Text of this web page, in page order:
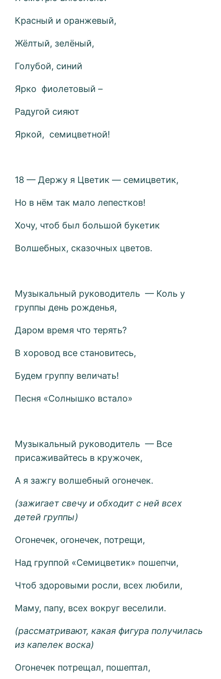
Красный и оранжевый,
Жёлтый, зелёный,
Голубой, синий
Ярко фиолетовый –
Радугой сияют
Яркой, семицветной!
18 — Держу я Цветик — семицветик,
Но в нём так мало лепестков!
Хочу, чтоб был большой букетик
Волшебных, сказочных цветов.
Музыкальный руководитель — Коль у
группы день рожденья,
Даром время что терять?
В хоровод все становитесь,
Будем группу величать!
Песня «Солнышко встало»
Музыкальный руководитель — Все
присаживайтесь в кружочек,
А я зажгу волшебный огонечек.
(зажигает свечу и обходит с ней всех
детей группы)
Огонечек, огонечек, потрещи,
Над группой «Семицветик» пошепчи,
Чтоб здоровыми росли, всех любили,
Маму, папу, всех вокруг веселили.
(рассматривают, какая фигура получилась
из капелек воска)
Огонечек потрещал, пошептал,